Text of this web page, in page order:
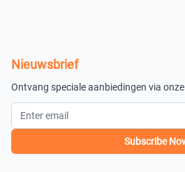
Nieuwsbrief
Ontvang speciale aanbiedingen via
Subscribe